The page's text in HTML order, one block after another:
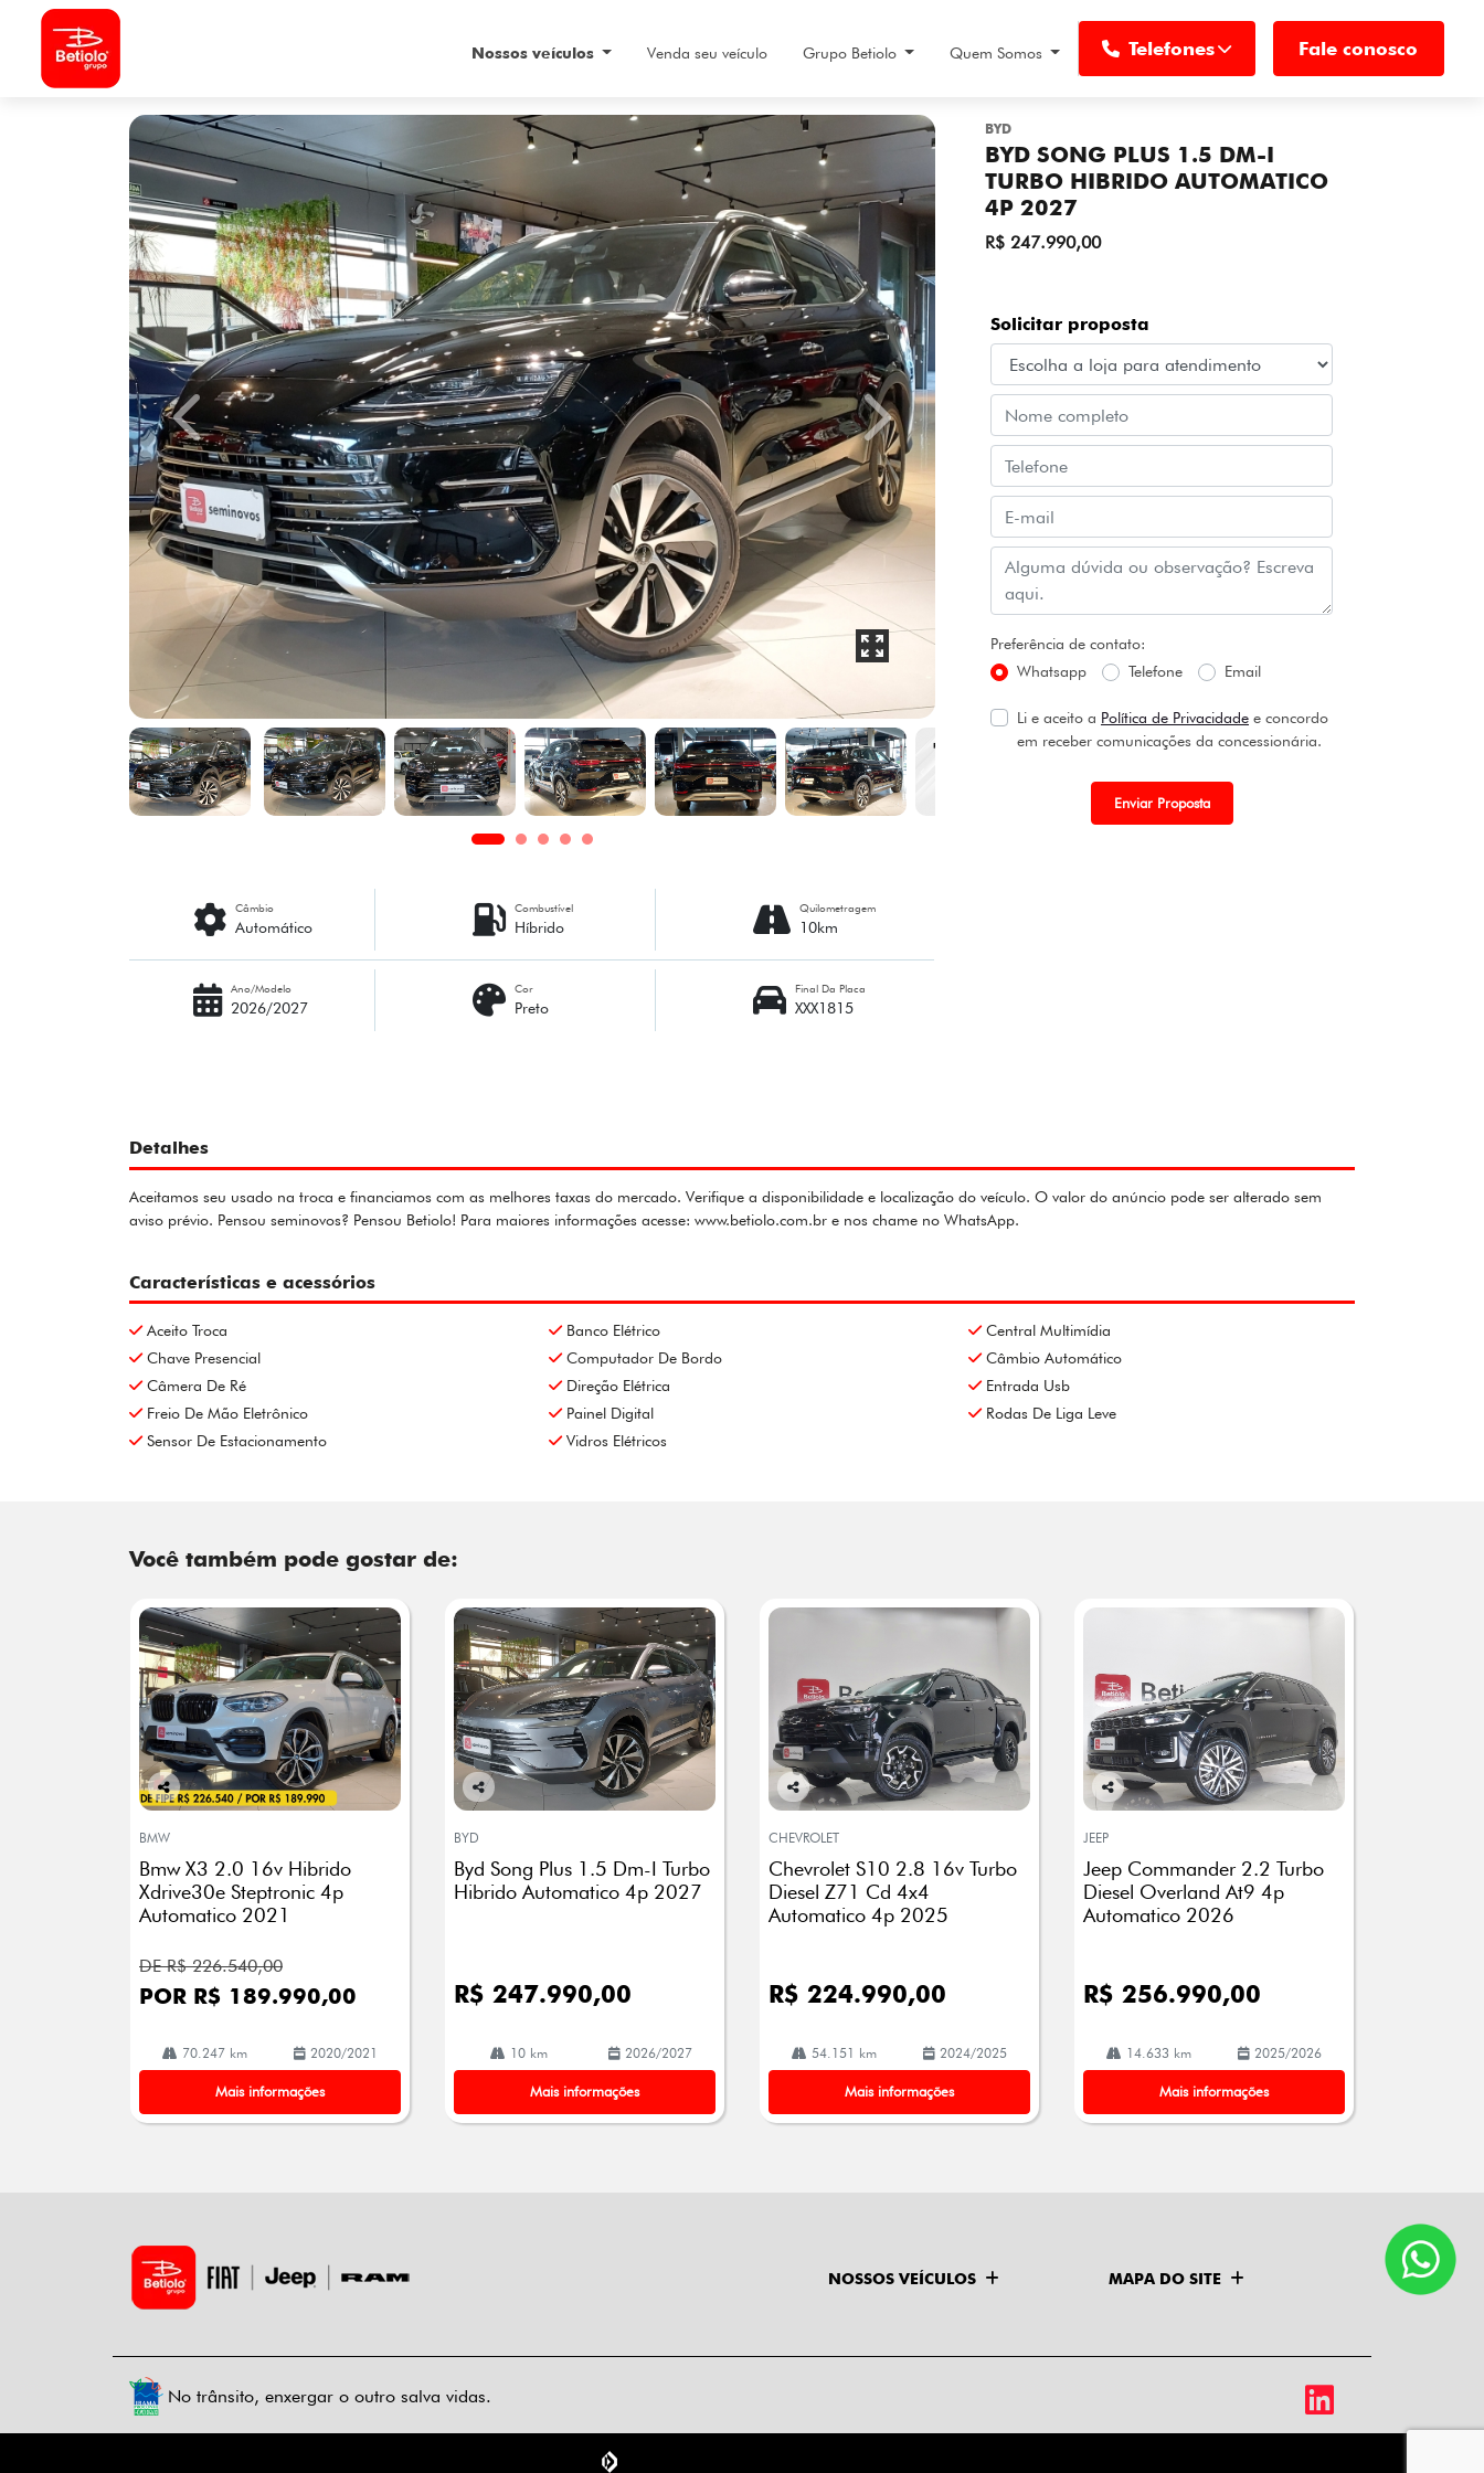
Nossos veículos Venda seu veículo Grupo Betiolo Quem Somos Fale conosco
Telefones
BYD
BYD SONG PLUS 1.5 DM-I
TURBO HIBRIDO AUTOMATICO
4P 2027
R$ 247.990,00
Solicitar proposta
Preferência de contato:
Whatsapp
Telefone Email
Li e aceito a Política de Privacidade e concordo
em receber comunicações da concessionária.
Enviar Proposta
Previous Next
Câmbio
Automático
Combustível
Híbrido
Quilometragem
10km
Ano/Modelo
2026/2027
Cor
Preto
Final Da Placa
XXX1815
Detalhes
Aceitamos seu usado na troca e financiamos com as melhores taxas do mercado. Verifique a disponibilidade e localização do veículo. O valor do anúncio pode ser alterado sem
aviso prévio. Pensou seminovos? Pensou Betiolo! Para maiores informações acesse: www.betiolo.com.br e nos chame no WhatsApp.
Características e acessórios
Aceito Troca Banco Elétrico
Central Multimídia
Chave Presencial
Computador De Bordo
Câmbio Automático
Câmera De Ré
Direção Elétrica
Entrada Usb
Freio De Mão Eletrônico
Painel Digital
Rodas De Liga Leve
Sensor De Estacionamento
Vidros Elétricos
Você também pode gostar de:
Co
arti
lhe
BMW
Bmw X3 2.0 16v Hibrido
Xdrive30e Steptronic 4p
Automatico 2021
DE R$ 226.540,00
POR R$ 189.990,00
70.247 km 2020/2021
Mais informações
Co
arti
lhe
BYD
Byd Song Plus 1.5 Dm-I Turbo
Hibrido Automatico 4p 2027
R$ 247.990,00
10 km 2026/2027
Mais informações
Co
arti
lhe
CHEVROLET
Chevrolet S10 2.8 16v Turbo
Diesel Z71 Cd 4x4
Automatico 4p 2025
R$ 224.990,00
54.151 km 2024/2025
Mais informações
Co
arti
lhe
JEEP
Jeep Commander 2.2 Turbo
Diesel Overland At9 4p
Automatico 2026
R$ 256.990,00
14.633 km 2025/2026
Mais informações
NOSSOS VEÍCULOS MAPA DO SITE
No trânsito, enxergar o outro salva vidas.